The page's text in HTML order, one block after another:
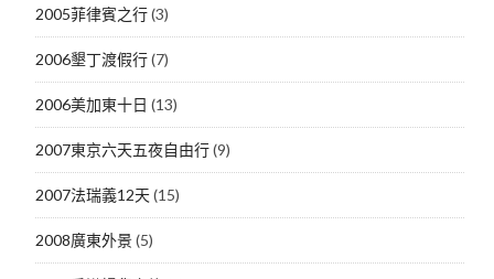
2005菲律賓之行(3)
2006墾丁渡假行(7)
2006美加東十日 (13)
2007東京六天五夜自由行(9)
2007法瑞義12天(15)
2008廣東外景(5)